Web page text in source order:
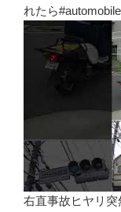
れたら
右直事故ヒヤリ